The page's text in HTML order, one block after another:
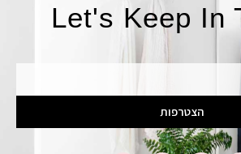
Let's Keep In
הצטרפות